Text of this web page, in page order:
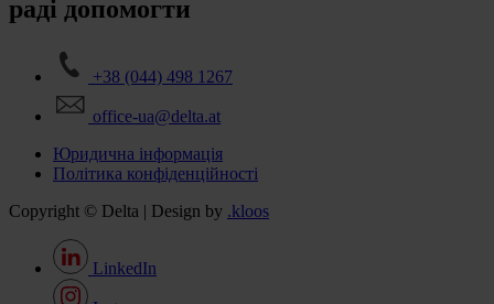
раді допомогти
+38 (044) 498 1267
office-ua@delta.at
Юридична інформація
Політика конфіденційності
Copyright © Delta | Design by .kloos
LinkedIn